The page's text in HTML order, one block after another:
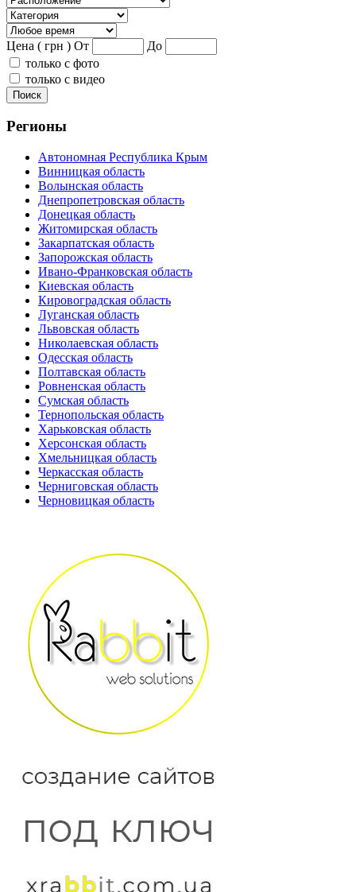
Цена ( грн ) От
До
только с фото
только с видео
Поиск
Регионы
Автономная Республика Крым
Винницкая область
Волынская область
Днепропетровская область
Донецкая область
Житомирская область
Закарпатская область
Запорожская область
Ивано-Франковская область
Киевская область
Кировоградская область
Луганская область
Львовская область
Николаевская область
Одесская область
Полтавская область
Ровненская область
Сумская область
Тернопольская область
Харьковская область
Херсонская область
Хмельницкая область
Черкасская область
Черниговская область
Черновицкая область